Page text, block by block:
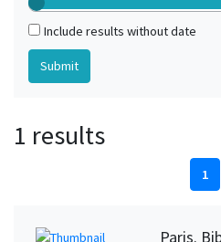
Include results without date
1 results
1
Paris.